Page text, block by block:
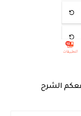
الشرح